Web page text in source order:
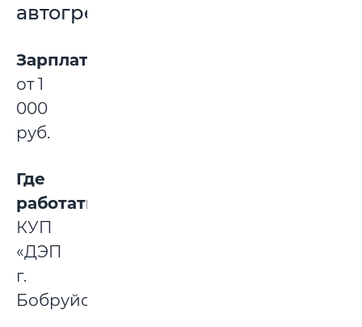
автогрейдера
Зарплата:
от 1
000
руб.
Где
работать:
КУП
«ДЭП
г.
Бобруйска».